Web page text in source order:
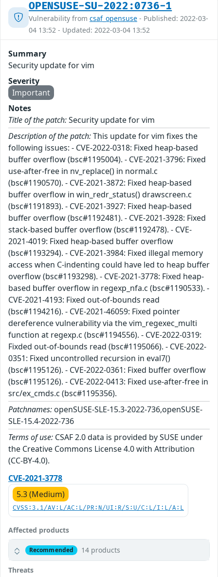
OPENSUSE-SU-2022:0736-1
Vulnerability from csaf_opensuse - Published: 2022-03-
04 13:52 - Updated: 2022-03-04 13:52
Summary
Security update for vim
Severity
Important
Notes
Title of the patch:Security update for vim
Description of the patch:This update for vim fixes the
following issues: - CVE-2022-0318: Fixed heap-based
buffer overflow (bsc#1195004). - CVE-2021-3796: Fixed
use-after-free in nv_replace() in normal.c
(bsc#1190570). - CVE-2021-3872: Fixed heap-based
buffer overflow in win_redr_status() drawscreen.c
(bsc#1191893). - CVE-2021-3927: Fixed heap-based
buffer overflow (bsc#1192481). - CVE-2021-3928: Fixed
stack-based buffer overflow (bsc#1192478). - CVE-
2021-4019: Fixed heap-based buffer overflow
(bsc#1193294). - CVE-2021-3984: Fixed illegal memory
access when C-indenting could have led to heap buffer
overflow (bsc#1193298). - CVE-2021-3778: Fixed heap-
based buffer overflow in regexp_nfa.c (bsc#1190533). -
CVE-2021-4193: Fixed out-of-bounds read
(bsc#1194216). - CVE-2021-46059: Fixed pointer
dereference vulnerability via the vim_regexec_multi
function at regexp.c (bsc#1194556). - CVE-2022-0319:
Fixded out-of-bounds read (bsc#1195066). - CVE-2022-
0351: Fixed uncontrolled recursion in eval7()
(bsc#1195126). - CVE-2022-0361: Fixed buffer overflow
(bsc#1195126). - CVE-2022-0413: Fixed use-after-free in
src/ex_cmds.c (bsc#1195356).
Patchnames: openSUSE-SLE-15.3-2022-736,openSUSE-
SLE-15.4-2022-736
Terms of use: CSAF 2.0 data is provided by SUSE under
the Creative Commons License 4.0 with Attribution
(CC-BY-4.0).
CVE-2021-3778
5.3 (Medium)
CVSS:3.1/AV:L/AC:L/PR:N/UI:R/S:U/C:L/I:L/A:L
Affected products
Recommended 14 products
Threats